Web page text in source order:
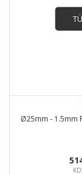
Bu
Ø25mm - 1.5mm